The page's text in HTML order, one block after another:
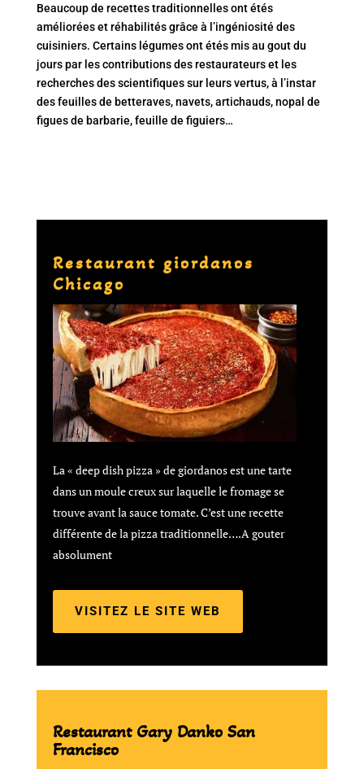
Beaucoup de recettes traditionnelles ont étés
améliorées et réhabilités grâce à l’ingéniosité des
cuisiniers. Certains légumes ont étés mis au gout du
jours par les contributions des restaurateurs et les
recherches des scientifiques sur leurs vertus, à l’instar
des feuilles de betteraves, navets, artichauds, nopal de
figues de barbarie, feuille de figuiers…
Restaurant giordanos
Chicago
La « deep dish pizza » de giordanos est une tarte
dans un moule creux sur laquelle le fromage se
trouve avant la sauce tomate. C’est une recette
différente de la pizza traditionnelle….A gouter
absolument
VISITEZ LE SITE WEB
Restaurant Gary Danko San
Francisco